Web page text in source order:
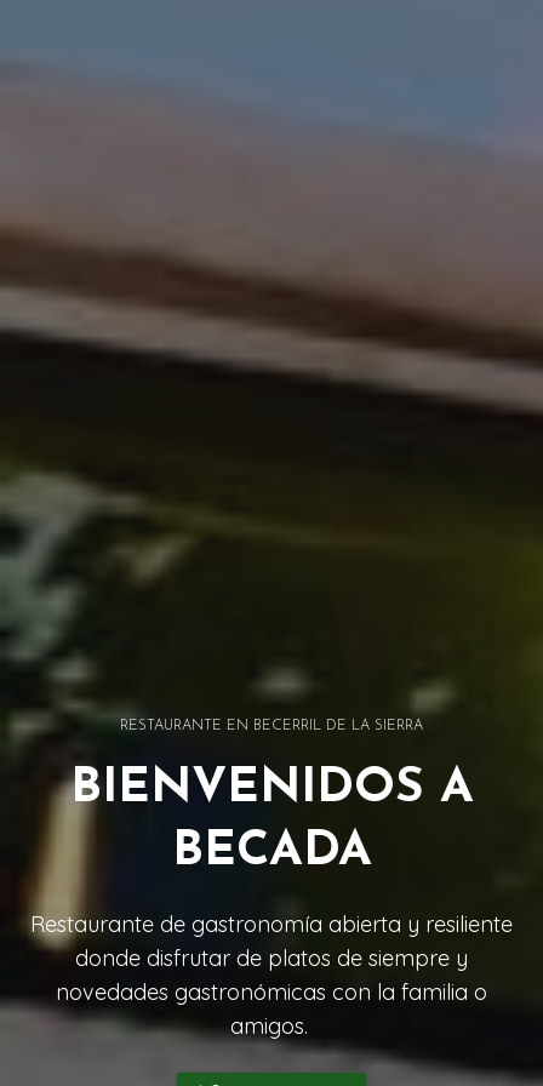
RESTAURANTE EN BECERRIL DE LA SIERRA
BIENVENIDOS A
BECADA
Restaurante de gastronomía abierta y resiliente
donde disfrutar de platos de siempre y
novedades gastronómicas con la familia o
amigos.